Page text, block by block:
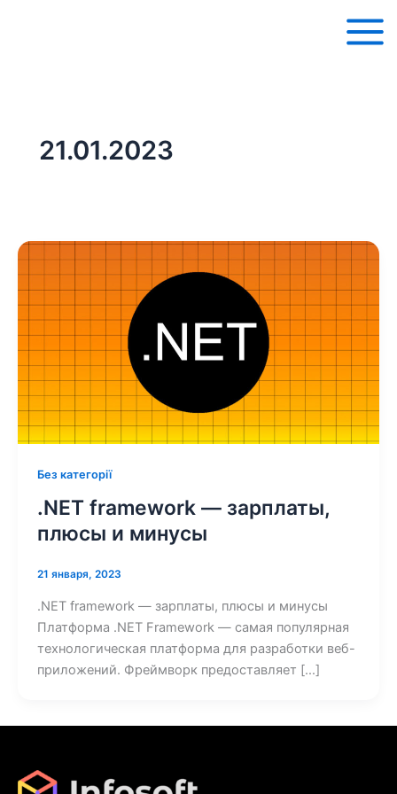
21.01.2023
Без категорії
.NET framework — зарплаты,
плюсы и минусы
21 января, 2023
.NET framework — зарплаты, плюсы и минусы
Платформа .NET Framework — самая популярная
технологическая платформа для разработки веб-
приложений. Фреймворк предоставляет […]